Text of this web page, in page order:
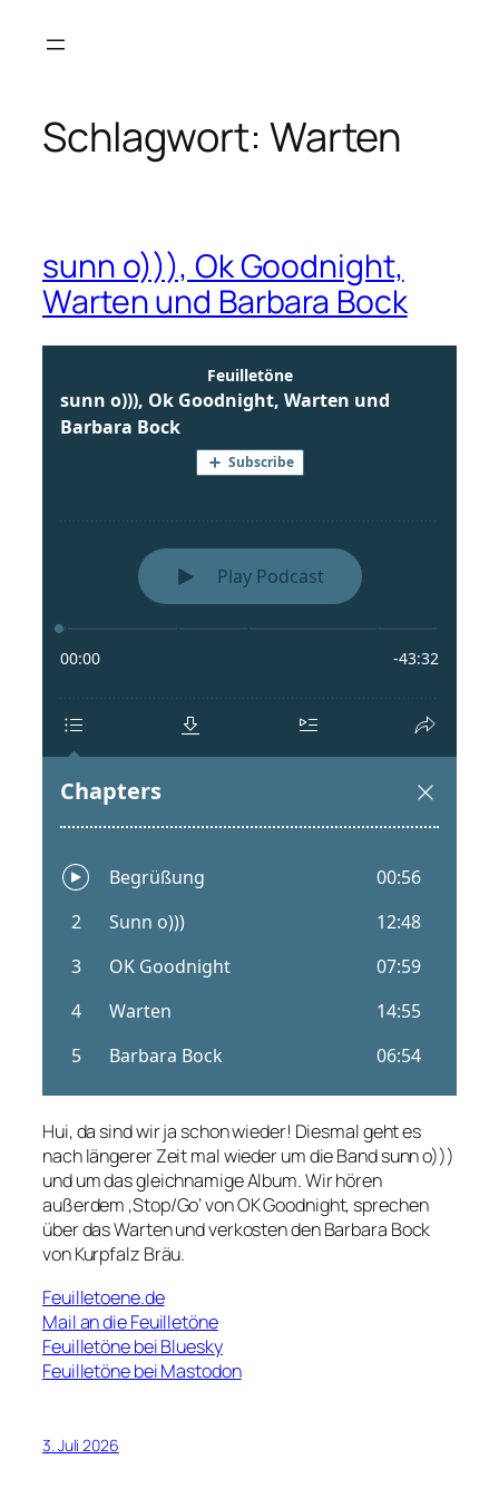
Inhalt
Schlagwort: Warten
sunn o))), Ok Goodnight,
Warten und Barbara Bock
Hui, da sind wir ja schon wieder! Diesmal geht es
nach längerer Zeit mal wieder um die Band sunn o)))
und um das gleichnamige Album. Wir hören
außerdem ‚Stop/Go‘ von OK Goodnight, sprechen
über das Warten und verkosten den Barbara Bock
von Kurpfalz Bräu.
Feuilletoene.de
Mail an die Feuilletöne
Feuilletöne bei Bluesky
Feuilletöne bei Mastodon
3. Juli 2026